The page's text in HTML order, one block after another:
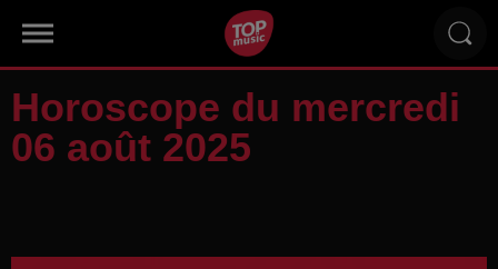
Horoscope du mercredi
06 août 2025